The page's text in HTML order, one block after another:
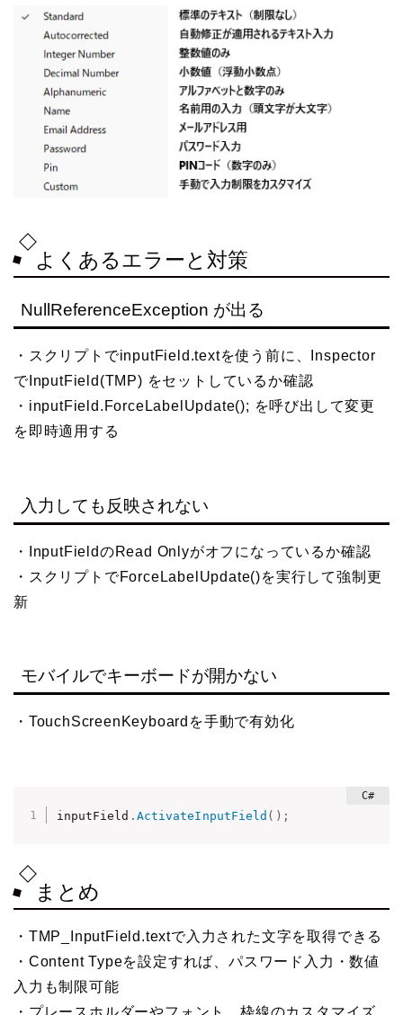
よくあるエラーと対策
NullReferenceException が出る
・スクリプトでinputField.textを使う前に、Inspector
でInputField(TMP) をセットしているか確認
・inputField.ForceLabelUpdate(); を呼び出して変更
を即時適用する
入力しても反映されない
・InputFieldのRead Onlyがオフになっているか確認
・スクリプトでForceLabelUpdate()を実行して強制更
新
モバイルでキーボードが開かない
・TouchScreenKeyboardを手動で有効化
inputField . ActivateInputField ( ) ;
まとめ
・TMP_InputField.textで入力された文字を取得できる
・Content Typeを設定すれば、パスワード入力・数値
入力も制限可能